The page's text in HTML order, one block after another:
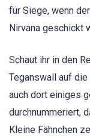
für Siege, wenn
Nirvana geschickt
Schaut ihr in den
Teganswall auf
auch dort einiges
durchnummeriert,
Kleine Fähnchen